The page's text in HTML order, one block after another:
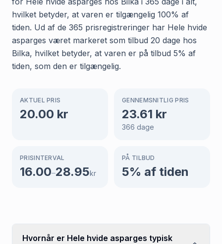
hvilket betyder, at varen er tilgængelig 100% af
tiden. Ud af de 365 prisregistreringer har Hele hvide
asparges været markeret som tilbud 20 dage hos
Bilka, hvilket betyder, at varen er på tilbud 5% af
tiden, som den er tilgængelig.
AKTUEL PRIS
20.00 kr
GENNEMSNITLIG PRIS
23.61 kr
366 dage
PRISINTERVAL
16.00–28.95kr
PÅ TILBUD
5% af tiden
Hvornår er Hele hvide asparges typisk